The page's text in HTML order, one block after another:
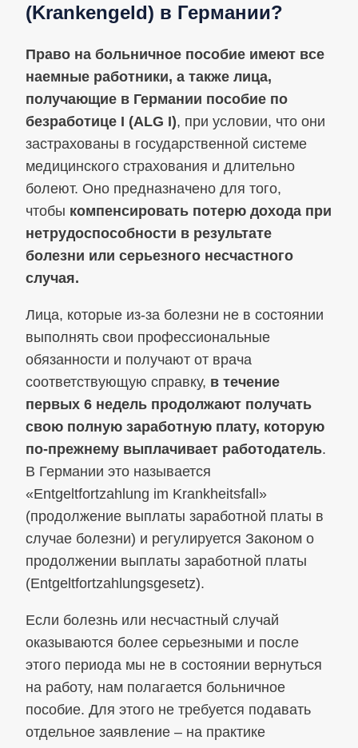
(Krankengeld) в Германии?
Право на больничное пособие имеют все
наемные работники, а также лица,
получающие в Германии пособие по
безработице I (ALG I), при условии, что они
застрахованы в государственной системе
медицинского страхования и длительно
болеют. Оно предназначено для того,
чтобы компенсировать потерю дохода при
нетрудоспособности в результате
болезни или серьезного несчастного
случая.
Лица, которые из‑за болезни не в состоянии
выполнять свои профессиональные
обязанности и получают от врача
соответствующую справку, в течение
первых 6 недель продолжают получать
свою полную заработную плату, которую
по‑прежнему выплачивает работодатель.
В Германии это называется
«Entgeltfortzahlung im Krankheitsfall»
(продолжение выплаты заработной платы в
случае болезни) и регулируется Законом о
продолжении выплаты заработной платы
(Entgeltfortzahlungsgesetz).
Если болезнь или несчастный случай
оказываются более серьезными и после
этого периода мы не в состоянии вернуться
на работу, нам полагается больничное
пособие. Для этого не требуется подавать
отдельное заявление – на практике